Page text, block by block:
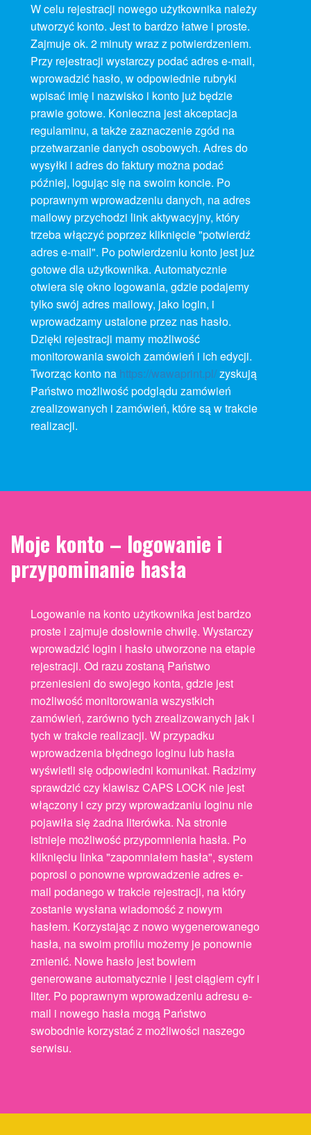
W celu rejestracji nowego użytkownika należy
utworzyć konto. Jest to bardzo łatwe i proste.
Zajmuje ok. 2 minuty wraz z potwierdzeniem.
Przy rejestracji wystarczy podać adres e-mail,
wprowadzić hasło, w odpowiednie rubryki
wpisać imię i nazwisko i konto już będzie
prawie gotowe. Konieczna jest akceptacja
regulaminu, a także zaznaczenie zgód na
przetwarzanie danych osobowych. Adres do
wysyłki i adres do faktury można podać
później, logując się na swoim koncie. Po
poprawnym wprowadzeniu danych, na adres
mailowy przychodzi link aktywacyjny, który
trzeba włączyć poprzez kliknięcie "potwierdź
adres e-mail". Po potwierdzeniu konto jest już
gotowe dla użytkownika. Automatycznie
otwiera się okno logowania, gdzie podajemy
tylko swój adres mailowy, jako login, i
wprowadzamy ustalone przez nas hasło.
Dzięki rejestracji mamy możliwość
monitorowania swoich zamówień i ich edycji.
Tworząc konto na https://wawaprint.pl/zyskują
Państwo możliwość podglądu zamówień
zrealizowanych i zamówień, które są w trakcie
realizacji.
Moje konto – logowanie i
przypominanie hasła
Logowanie na konto użytkownika jest bardzo
proste i zajmuje dosłownie chwilę. Wystarczy
wprowadzić login i hasło utworzone na etapie
rejestracji. Od razu zostaną Państwo
przeniesieni do swojego konta, gdzie jest
możliwość monitorowania wszystkich
zamówień, zarówno tych zrealizowanych jak i
tych w trakcie realizacji. W przypadku
wprowadzenia błędnego loginu lub hasła
wyświetli się odpowiedni komunikat. Radzimy
sprawdzić czy klawisz CAPS LOCK nie jest
włączony i czy przy wprowadzaniu loginu nie
pojawiła się żadna literówka. Na stronie
istnieje możliwość przypomnienia hasła. Po
kliknięciu linka "zapomniałem hasła", system
poprosi o ponowne wprowadzenie adres e-
mail podanego w trakcie rejestracji, na który
zostanie wysłana wiadomość z nowym
hasłem. Korzystając z nowo wygenerowanego
hasła, na swoim profilu możemy je ponownie
zmienić. Nowe hasło jest bowiem
generowane automatycznie i jest ciągiem cyfr i
liter. Po poprawnym wprowadzeniu adresu e-
mail i nowego hasła mogą Państwo
swobodnie korzystać z możliwości naszego
serwisu.